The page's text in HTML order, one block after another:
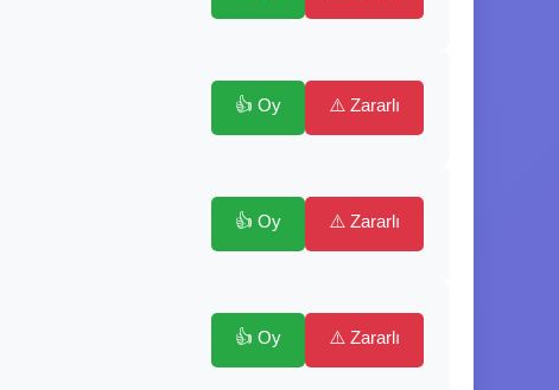
👍 Oy ⚠️ Zararlı
👍 Oy ⚠️ Zararlı
👍 Oy ⚠️ Zararlı